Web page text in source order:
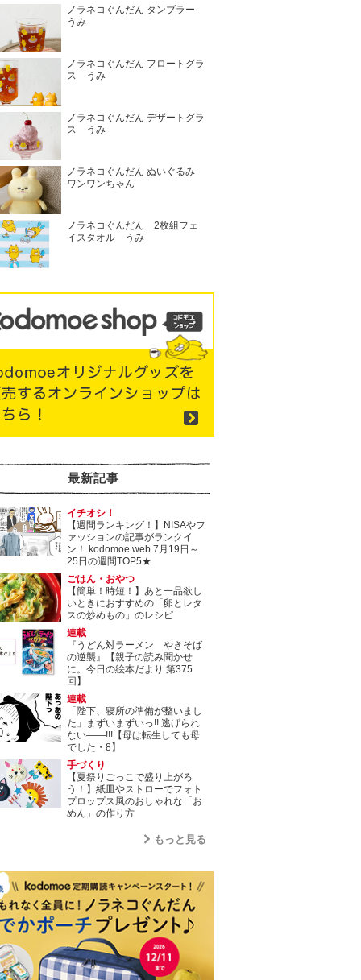
ノラネコぐんだん タンブラー
うみ
ノラネコぐんだん フロートグラ
ス うみ
ノラネコぐんだん デザートグラ
ス うみ
ノラネコぐんだん ぬいぐるみ
ワンワンちゃん
ノラネコぐんだん 2枚組フェ
イスタオル うみ
最新記事
イチオシ！
【週間ランキング！】NISAやフ
ァッションの記事がランクイ
ン！ kodomoe web 7月19日～
25日の週間TOP5★
ごはん・おやつ
【簡単！時短！】あと一品欲し
いときにおすすめの「卵とレタ
スの炒めもの」のレシピ
連載
『うどん対ラーメン やきそば
の逆襲』【親子の読み聞かせ
に。今日の絵本だより 第375
回】
連載
「陛下、寝所の準備が整いまし
た」まずいまずいっ!! 逃げられ
ない――!!!【母は転生しても母
でした・8】
手づくり
【夏祭りごっこで盛り上がろ
う！】紙皿やストローでフォト
プロップス風のおしゃれな「お
めん」の作り方
もっと見る